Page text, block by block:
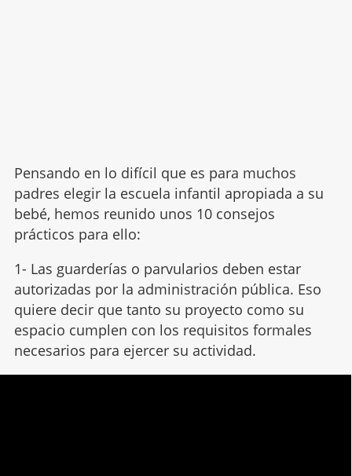
Pensando en lo difícil que es para muchos
padres elegir la escuela infantil apropiada a su
bebé, hemos reunido unos 10 consejos
prácticos para ello:
1- Las guarderías o parvularios deben estar
autorizadas por la administración pública. Eso
quiere decir que tanto su proyecto como su
espacio cumplen con los requisitos formales
necesarios para ejercer su actividad.